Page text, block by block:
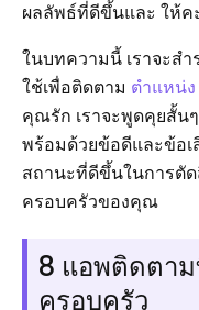
ผลลัพธ์ที่ดีขึ้นและ ให้
ในบทความนี้ เราจะส
ใช้เพื่อติดตาม ตำแหน่ง
คุณรัก เราจะพูดคุยสั้น
พร้อมด้วยข้อดีและข้อ
สถานะที่ดีขึ้นในการตั
ครอบครัวของคุณ
8 แอพติดตา
ครอบครัว